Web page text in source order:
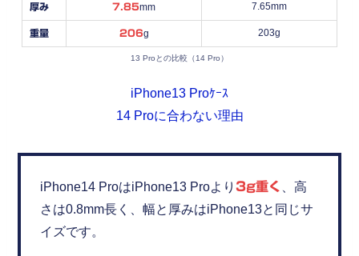
厚み 7.85mm 7.65mm
重量 206g 203g
13 Proとの比較（14 Pro）
iPhone13 Proｹｰｽ
14 Proに合わない理由
iPhone14 ProはiPhone13 Proより3g重く
、高
さは0.8mm長く、幅と厚みはiPhone13と同じサ
イズです。